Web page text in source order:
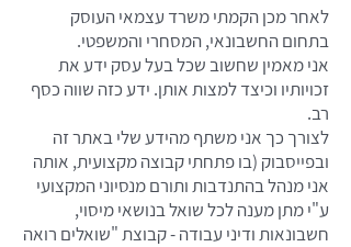
לאחר מכן הקמתי משרד עצמאי העוסק
בתחום החשבונאי, המסחרי והמשפטי.
אני מאמין שחשוב שכל בעל עסק ידע את
זכויותיו וכיצד למצות אותן. ידע כזה שווה כסף
רב.
לצורך כך אני משתף מהידע שלי באתר זה
ובפייסבוק (בו פתחתי קבוצה מקצועית, אותה
אני מנהל בהתנדבות ותורם מנסיוני המקצועי
ע"י מתן מענה לכל שואל בנושאי מיסוי,
חשבונאות ודיני עבודה - קבוצת "שואלים רואה